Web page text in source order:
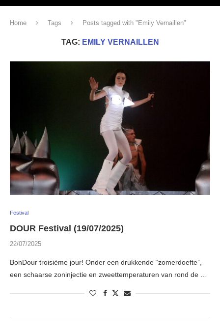
Home Tags Posts tagged with "Emily Vernaillen"
TAG: EMILY VERNAILLEN
Festival
DOUR Festival (19/07/2025)
22/07/2025
BonDour troisième jour! Onder een drukkende “zomerdoefte”,
een schaarse zoninjectie en zweettemperaturen van rond de …